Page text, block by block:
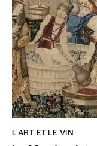
L'ART ET LE VIN